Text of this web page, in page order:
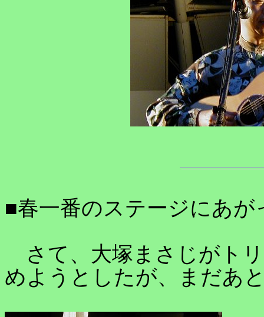
■春一番のステージにあが
さて、大塚まさじがト
めようとしたが、まだあ